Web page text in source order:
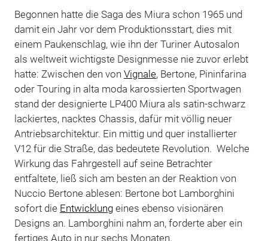
Begonnen hatte die Saga des Miura schon 1965 und
damit ein Jahr vor dem Produktionsstart, dies mit
einem Paukenschlag, wie ihn der Turiner Autosalon
als weltweit wichtigste Designmesse nie zuvor erlebt
hatte: Zwischen den von Vignale, Bertone, Pininfarina
oder Touring in alta moda karossierten Sportwagen
stand der designierte LP400 Miura als satin-schwarz
lackiertes, nacktes Chassis, dafür mit völlig neuer
Antriebsarchitektur. Ein mittig und quer installierter
V12 für die Straße, das bedeutete Revolution. Welche
Wirkung das Fahrgestell auf seine Betrachter
entfaltete, ließ sich am besten an der Reaktion von
Nuccio Bertone ablesen: Bertone bot Lamborghini
sofort die Entwicklungeines ebenso visionären
Designs an. Lamborghini nahm an, forderte aber ein
fertiges Auto in nur sechs Monaten.